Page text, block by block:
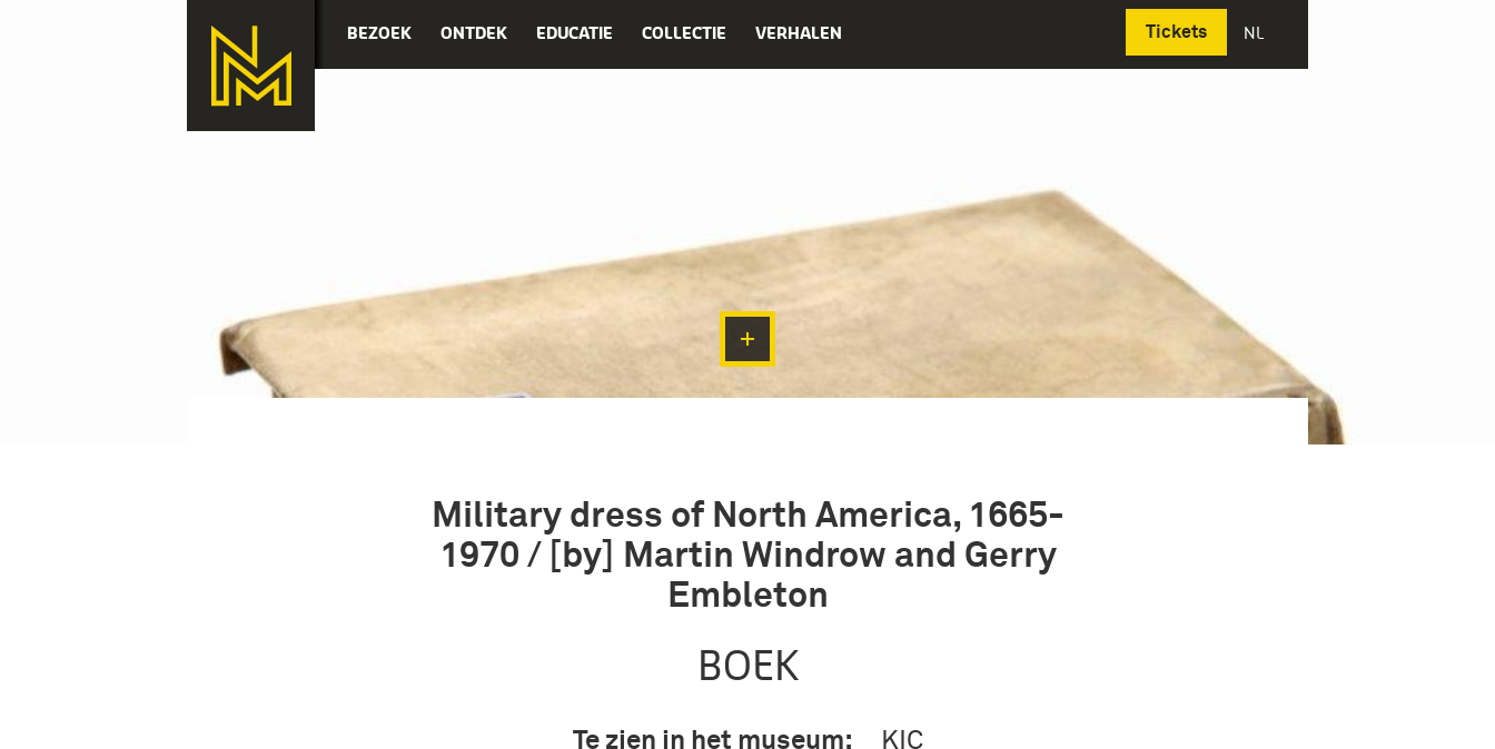
BEZOEK ONTDEK EDUCATIE COLLECTIE VERHALEN Tickets NL
Deutsch
Military dress of North America, 1665-
1970 / [by] Martin Windrow and Gerry
Embleton
BOEK
Te zien in het museum: KIC